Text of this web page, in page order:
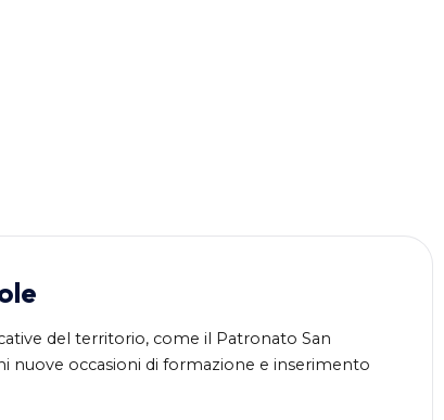
del territorio, come il Patronato San
nuove occasioni di formazione e inserimento